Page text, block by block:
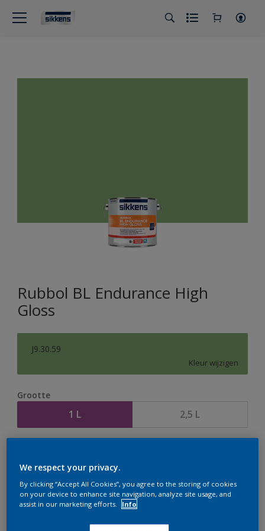
Rubbol BL Endurance High
Gloss
J9.30.59
Kleur wijzigen
Grootte
1 L 2,5 L
te bestellen. Houd de website in de gaten, we werken
We respect your privacy.
By clicking “Accept All Cookies”, you agree to the storing of cookies
on your device to enhance site navigation, analyze site usage, and
assist in our marketing efforts.
Info